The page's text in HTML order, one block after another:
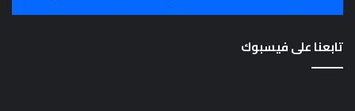
تابعنا على فيسبوك